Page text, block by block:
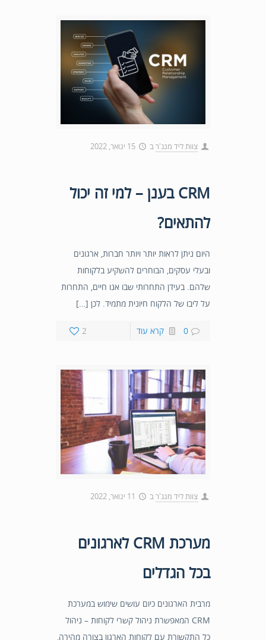
צוות ליד מנג'רב 15 ינואר, 2022
CRM בענן – למי זה יכול
להתאים?
היום ניתן לראות יותר ויותר חברות, ארגונים
ובעלי עסקים, הבוחרים להשקיע בלקוחות
שלהם. בעידן התחרותי שבו אנו חיים, התחרות
על ליבו של הלקוח חיונית מתמיד. לכן […]
2 0 קרא עוד
צוות ליד מנג'רב 11 ינואר, 2022
מערכת CRM לארגונים
בכל הגדלים
מרבית הארגונים כיום עושים שימוש במערכת
CRM המאפשרת ניהול קשרי לקוחות – ניהול
כל התקשורת עם לקוחות הארגון בצורה מהירה,